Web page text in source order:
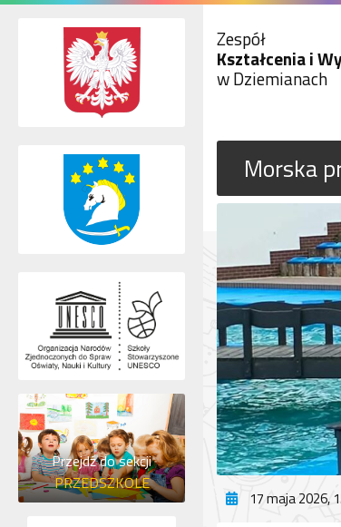
Zespół
Kształcenia i
w Dziemianach
Morska
17 maja 2026,
Przejdź do sekcji
PRZEDSZKOLE